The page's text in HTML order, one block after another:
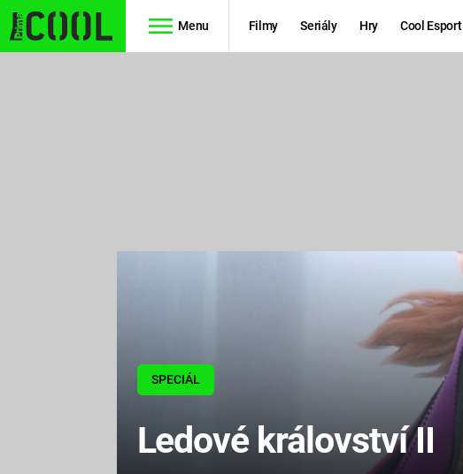
Menu Filmy Seriály Hry Cool Esport
FUTURAMA
SPECIÁL
Ledové království II